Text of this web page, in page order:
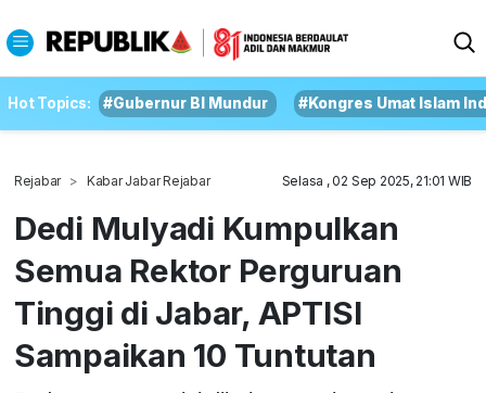
Hot Topics: #Gubernur BI Mundur #Kongres Umat Islam
Rejabar Kabar Jabar Rejabar Selasa , 02 Sep 2025, 21:01 WIB
Dedi Mulyadi Kumpulkan
Semua Rektor Perguruan
Tinggi di Jabar, APTISI
Sampaikan 10 Tuntutan